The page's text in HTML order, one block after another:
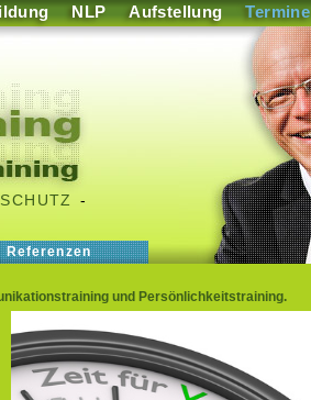
NLP Aufstellung Termine
-
Referenzen
und Persönlichkeitstraining.